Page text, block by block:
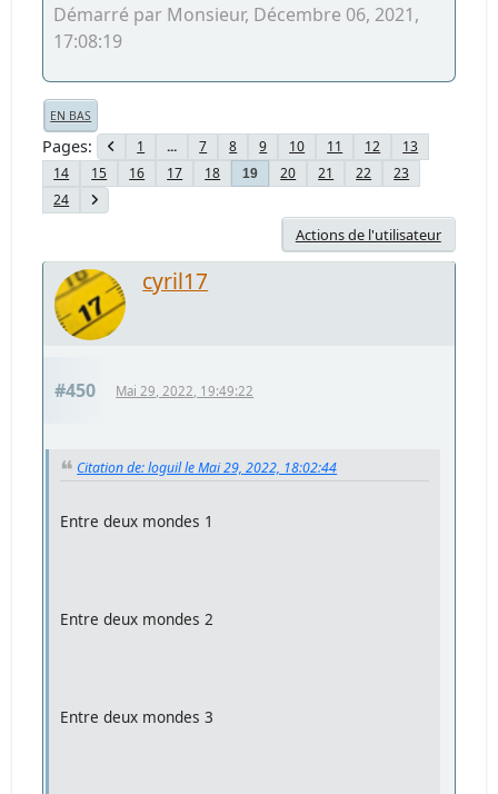
Démarré par Monsieur, Décembre 06, 2021,
17:08:19
EN BAS
Pages 1 ... 7 8 9 10 11 12
13
14
15 16 17 18 19 20 21 22
23
24
Actions de l'utilisateur
cyril17
#450 Mai 29, 2022, 19:49:22
Citation de: loguil le Mai 29, 2022, 18:02:44
Entre deux mondes 1
Entre deux mondes 2
Entre deux mondes 3